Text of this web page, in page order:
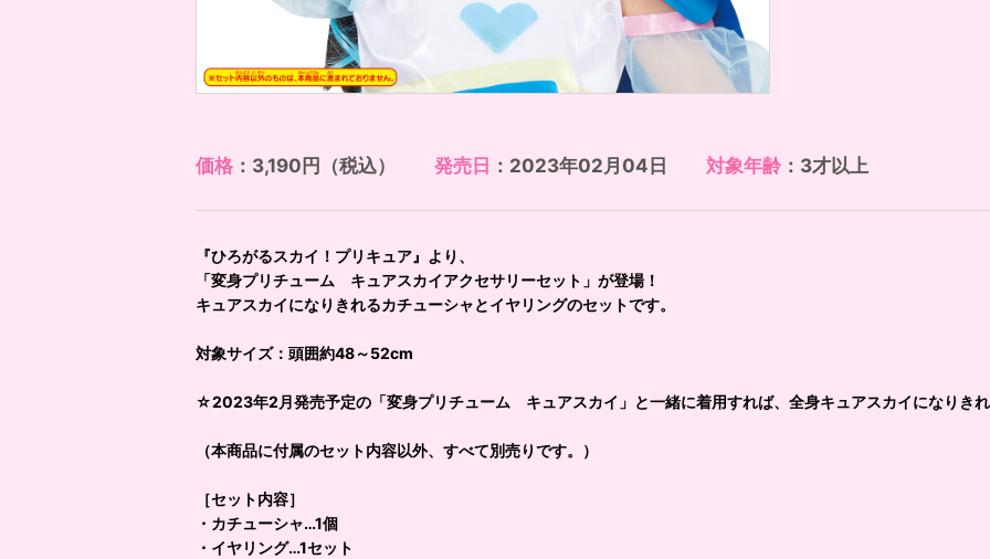
価格 ：3,190円（税込） 発売日 ：2023年02月04日 対象年齢 ：3才以上
『ひろがるスカイ！プリキュア』より、
「変身プリチューム キュアスカイアクセサリーセット」が登場！
キュアスカイになりきれるカチューシャとイヤリングのセットです。
対象サイズ：頭囲約48～52cm
☆2023年2月発売予定の「変身プリチューム キュアスカイ」と一緒に着用すれば、全身キュアスカイになりき
（本商品に付属のセット内容以外、すべて別売りです。）
［セット内容］
・カチューシャ…1個
・イヤリング…1セット